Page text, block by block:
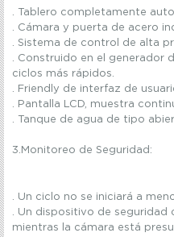
. Tablero completamente
. Cámara y puerta de acero
. Sistema de control de alta
. Construido en el generador
ciclos más rápidos.
. Friendly de interfaz de
. Pantalla LCD, muestra
.
Tanque de agua de tipo
3.Monitoreo de Seguridad :
. Un ciclo no se iniciará a
. Un dispositivo de seguridad
mientras
la cámara está